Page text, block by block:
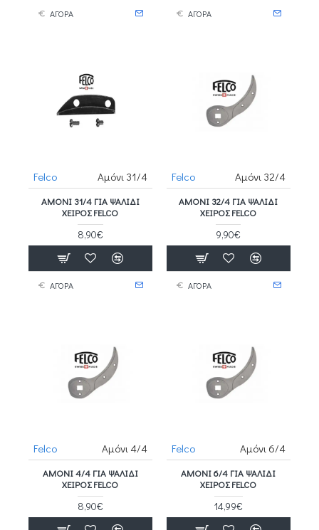
ΑΓΟΡΑ ΑΓΟΡΑ
Felco Αμόνι 31/4
ΑΜΌΝΙ 31/4 ΓΙΑ ΨΑΛΊΔΙ
ΧΕΙΡΌΣ FELCO
8,90€
ΑΓΟΡΑ
Felco Αμόνι 32/4
ΑΜΌΝΙ 32/4 ΓΙΑ ΨΑΛΊΔΙ
ΧΕΙΡΌΣ FELCO
9,90€
ΑΓΟΡΑ
Felco Αμόνι 4/4
ΑΜΌΝΙ 4/4 ΓΙΑ ΨΑΛΊΔΙ
ΧΕΙΡΌΣ FELCO
8,90€
Felco Αμόνι 6/4
ΑΜΌΝΙ 6/4 ΓΙΑ ΨΑΛΊΔΙ
ΧΕΙΡΌΣ FELCO
14,99€